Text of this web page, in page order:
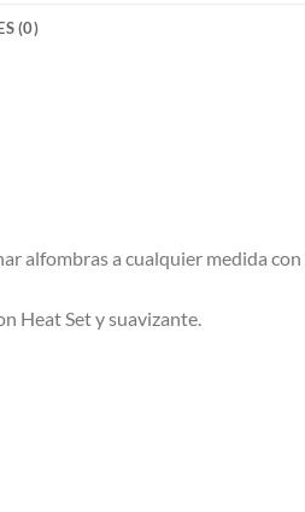
(0)
alfombras a cualquier medida
Heat Set y suavizante.